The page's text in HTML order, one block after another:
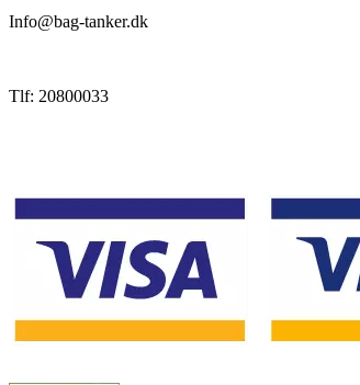
Info@bag-tanker.dk
Tlf: 20800033